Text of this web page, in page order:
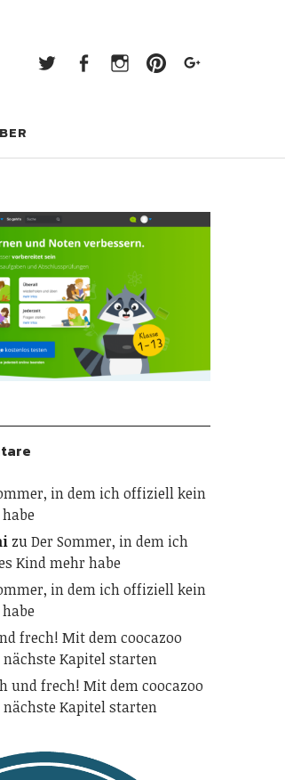
in dem ich offiziell kein
zuDer Sommer, in dem ich
Kind mehr habe
in dem ich offiziell kein
frech! Mit dem coocazoo
Kapitel starten
und frech! Mit dem coocazoo
Kapitel starten